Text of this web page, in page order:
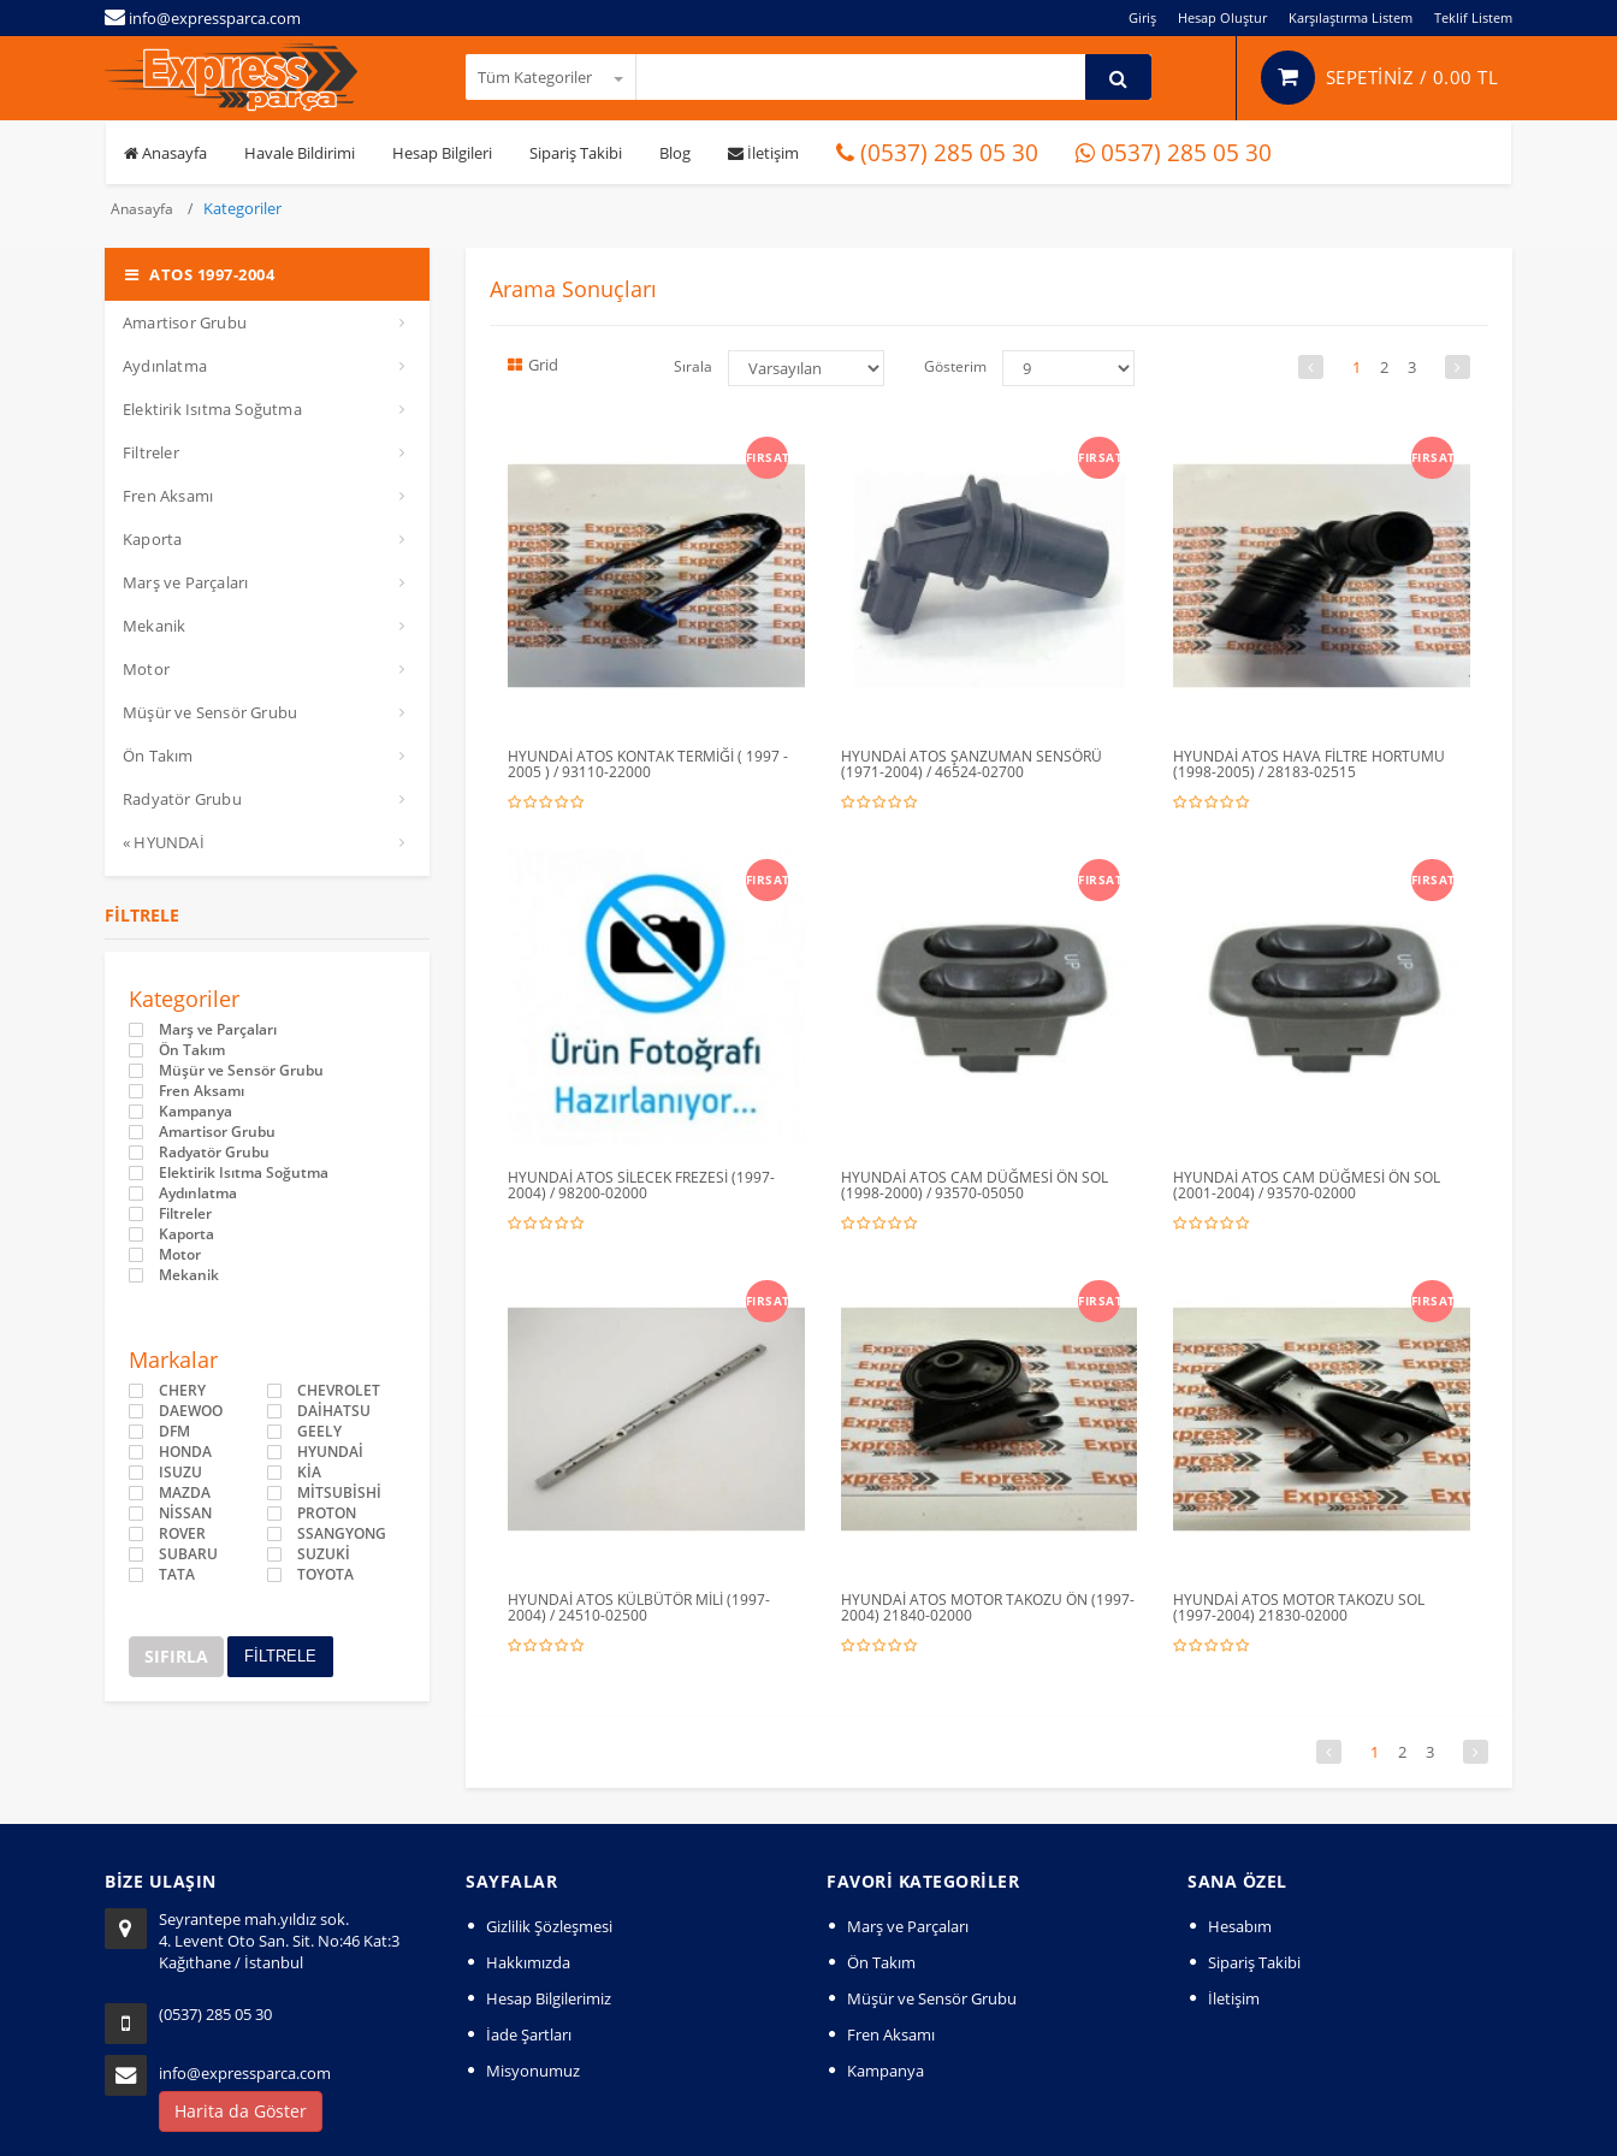
info@expressparca.com Giriş Hesap Oluştur Karşılaştırma Listem Teklif Listem
Tüm Kategoriler SEPETİNİZ / 0.00 TL
Anasayfa Havale Bildirimi Hesap Bilgileri Sipariş Takibi Blog İletişim (0537) 285 05 30 0537) 285 05 30
Anasayfa Kategoriler
ATOS 1997-2004
Amartisor Grubu
Aydınlatma
Elektirik Isıtma Soğutma
Filtreler
Fren Aksamı
Kaporta
Marş ve Parçaları
Mekanik
Motor
Müşür ve Sensör Grubu
Ön Takım
Radyatör Grubu
« HYUNDAİ
FILTRELE
Kategoriler
Marş ve Parçaları
Ön Takım
Müşür ve Sensör Grubu
Fren Aksamı
Kampanya
Amartisor Grubu
Radyatör Grubu
Elektirik Isıtma Soğutma
Aydınlatma
Filtreler
Kaporta
Motor
Mekanik
Markalar
CHERY
CHEVROLET
DAEWOO
DAİHATSU
DFM
GEELY
HONDA
HYUNDAİ
ISUZU
KİA
MAZDA
MİTSUBİSHİ
NİSSAN
PROTON
ROVER
SSANGYONG
SUBARU
SUZUKİ
TATA
TOYOTA
SIFIRLA FİLTRELE
Arama Sonuçları
Grid Sırala Gösterim 1 2 3
FIRSAT
HYUNDAİ ATOS KONTAK TERMİĞİ ( 1997 -
2005 ) / 93110-22000
FIRSAT
HYUNDAİ ATOS ŞANZUMAN SENSÖRÜ
(1971-2004) / 46524-02700
FIRSAT
HYUNDAİ ATOS HAVA FİLTRE HORTUMU
(1998-2005) / 28183-02515
FIRSAT
HYUNDAİ ATOS SİLECEK FREZESİ (1997-
2004) / 98200-02000
FIRSAT
HYUNDAİ ATOS CAM DÜĞMESİ ÖN SOL
(1998-2000) / 93570-05050
FIRSAT
HYUNDAİ ATOS CAM DÜĞMESİ ÖN SOL
(2001-2004) / 93570-02000
FIRSAT
HYUNDAİ ATOS KÜLBÜTÖR MİLİ (1997-
2004) / 24510-02500
FIRSAT
HYUNDAİ ATOS MOTOR TAKOZU ÖN (1997-
2004) 21840-02000
FIRSAT
HYUNDAİ ATOS MOTOR TAKOZU SOL
(1997-2004) 21830-02000
1 2 3
BİZE ULAŞIN
Seyrantepe mah.yıldız sok.
4. Levent Oto San. Sit. No:46 Kat:3
Kağıthane / İstanbul
(0537) 285 05 30
info@expressparca.com
Harita da Göster
SAYFALAR
Gizlilik Şözleşmesi
Hakkımızda
Hesap Bilgilerimiz
İade Şartları
Misyonumuz
FAVORI KATEGORILER
Marş ve Parçaları
Ön Takım
Müşür ve Sensör Grubu
Fren Aksamı
Kampanya
SANA ÖZEL
Hesabım
Sipariş Takibi
İletişim